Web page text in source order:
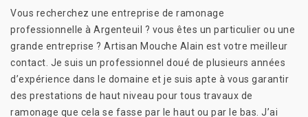
Vous recherchez une entreprise de ramonage
professionnelle à Argenteuil ? vous êtes un particulier ou une
grande entreprise ? Artisan Mouche Alain est votre meilleur
contact. Je suis un professionnel doué de plusieurs années
d’expérience dans le domaine et je suis apte à vous garantir
des prestations de haut niveau pour tous travaux de
ramonage que cela se fasse par le haut ou par le bas. J’ai